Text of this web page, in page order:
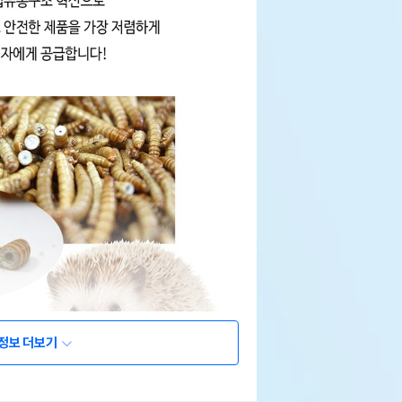
보 더보기